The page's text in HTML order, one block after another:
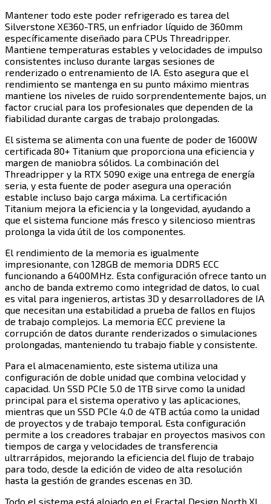
Mantener todo este poder refrigerado es tarea del
Silverstone XE360-TR5, un enfriador líquido de 360mm
específicamente diseñado para CPUs Threadripper.
Mantiene temperaturas estables y velocidades de impulso
consistentes incluso durante largas sesiones de
renderizado o entrenamiento de IA. Esto asegura que el
rendimiento se mantenga en su punto máximo mientras
mantiene los niveles de ruido sorprendentemente bajos, un
factor crucial para los profesionales que dependen de la
fiabilidad durante cargas de trabajo prolongadas.​​​​‌ ‍ ​‍​‍‌‍ ‌ ​‍‌‍‍‌‌‍‌ ‌‍‍‌‌‍ ‍​‍​‍​ ‍‍​‍​‍‌ ​ ‌‍​‌‌‍ ‍‌‍‍‌‌ ‌​‌ ‍‌​‍ ‍‌‍‍‌‌‍ ​‍​‍​‍ ​​‍​‍‌‍‍​‌ ​‍‌‍‌‌‌‍‌‍​‍​‍​ ‍‍​‍​‍​‍ ‌‍​‌‌‍‌​‌‍ ‌‌‍‍‌‌‍ ‍​‍ ‌‍‍‌‌‍ ‍‌ ‌​‌‍‌‌‌‍ ‍‌ ‌​​‍ ‌‍‌‌‌‍‌​‌‍‍‌‌ ‌​​‍ ‌‍ ‌‌‍ ‌‍‌​‌‍‌‌​ ‌‌ ​​‌ ​‍‌‍‌‌‌ ​ ‌‍‌‌‌‍ ‍‌ ‌​‌‍​‌‌ ‌​‌‍‍‌‌‍ ‌‍ ‍​ ‍ ‌‍‍‌‌‍‌​​ ‌​ ‌ ​ ​ ‌‍‌‌​ ​ ​ ‌​‌‍‌‌​ ‌‍​ ‌‍​‍ ‌​ ‌‌​ ‌‌​ ‌ ​ ​​​‍ ‌​ ‌​​ ‌‍‌‍​ ‌‍​‍​‍ ‌‌‍​‍‌‍‌‍​ ‍​​ ‌ ​‍ ‌​ ​‍‌‍​ ​ ‌‌​ ‌​​ ‍‌​ ‌‌‌‍‌​​ ​ ​ ‌ ​ ‍​​ ‌‍​ ‌​​ ‍ ‌ ‌​‌ ‍‌‌ ​​‌‍‌‌​ ‌‌‍​‍‌ ‌‌‌‍‍‌‌‍ ​‌‍‌​​ ‍ ‌ ​​‌‍​‌‌ ‌​‌‍‍​​ ‌‌‍‍‌​ ​‌​ ‍​‌‍ ‍‌‌ ‌‍ ​‌‍ ‌‍ ‍‌‍‌ ‌‌ ‌‍‌​‌‍‌‌‌ ​ ‌‍​ ​‍‌‌​ ‌‌‌​​‍‌‌ ‌‍‍ ‌‍‌‌‌ ‍‌​‍‌‌​ ​ ‌​‌​​‍‌‌​ ​ ‌​‌​​‍‌‌​ ​‍​ ​‍‌‍‌‌‌ ​ ​‍‌‌​ ​‍​ ​‍​‍‌‌​ ‌‌‌​‌​​‍ ‍‌ ‌‍‌‍​‌‌‍ ​‌ ‌‌‌‍‌‌​‍‌‌​ ‌‌‌​​‍‌‌ ‌‍‍ ‌‍‌‌‌ ‍‌​‍‌‌​ ​ ‌​‌​​‍‌‌​ ​ ‌​‌​​‍‌‌​ ​‍​ ​‍​ ‌​​ ‌‍‌‍​‌​ ​‌​ ‌​‌‍‌‌​ ​‌‌‍‌​​ ​‌​ ‌ ‌‍‌‌​ ‌‌​‍‌‌​ ​‍​ ​‍​‍‌‌​ ‌‌‌​‌​​‍ ‍‌‍​ ‌‍‍​‌‍‍‌‌‍ ​‌‍‌​‌ ​‍‌‍‌‌‌‍ ‍​‍‌‌​ ‌‌‌​​‍‌‌ ‌‍‍ ‌‍‌‌‌ ‍‌​‍‌‌​ ​ ‌​‌​​‍‌‌​ ​ ‌​‌​​‍‌‌​ ​‍​ ​‍​ ‌‌‌‍​‌‌‍‌‌‌‍‌​‌‍‌​​ ‌‌​ ‍​‌‍‌‍‌‍​‌‌‍‌​​ ​‍‌‍‌‍​‍‌‌​ ​‍​ ​‍​‍‌‌​ ‌‌‌​‌​​‍ ‍‌ ‌​‌‍‌‌‌ ‍​‌ ‌​​ ‌‍​‍‌‍​‌‌ ​ ‌‍‌‌‌‌‌‌‌ ​‍‌‍ ​​ ‌​‍‌‌​ ​‍‌​‌‍‌‍​‌‌‍‌​‌‍ ‌‌‍‍‌‌‍ ‍​‍‌‍‌‍‍‌‌‍‌​​ ‌​ ‌ ​ ​ ‌‍‌‌​ ​ ​ ‌​‌‍‌‌​ ‌‍​ ‌‍​‍ ‌​ ‌‌​ ‌‌​ ‌ ​ ​​​‍ ‌​ ‌​​ ‌‍‌‍​ ‌‍​‍​‍ ‌‌‍​‍‌‍‌‍​ ‍​​ ‌ ​‍ ‌​ ​‍‌‍​ ​ ‌‌​ ‌​​ ‍‌​ ‌‌‌‍‌​​ ​ ​ ‌ ​ ‍​​ ‌‍​ ‌​​‍‌‍‌ ‌​‌ ‍‌‌ ​​‌‍‌‌​ ‌‌‍​‍‌ ‌‌‌‍‍‌‌‍ ​‌‍‌​​‍‌‍‌ ​​‌‍​‌‌ ‌​‌‍‍​​ ‌‌‍‍‌​ ​‌​ ‍​‌‍ ‍‌‌ ‌‍ ​‌‍ ‌‍ ‍‌‍‌ ‌‌ ‌‍‌​‌‍‌‌‌ ​ ‌‍​ ​‍‌‌​ ‌‌‌​​‍‌‌ ‌‍‍ ‌‍‌‌‌ ‍‌​‍‌‌​ ​ ‌​‌​​‍‌‌​ ​ ‌​‌​​‍‌‌​ ​‍​ ​‍‌‍‌‌‌ ​ ​‍‌‌​ ​‍​ ​‍​‍‌‌​ ‌‌‌​‌​​‍ ‍‌ ‌‍‌‍​‌‌‍ ​‌ ‌‌‌‍‌‌​‍‌‌​ ‌‌‌​​‍‌‌ ‌‍‍ ‌‍‌‌‌ ‍‌​‍‌‌​ ​ ‌​‌​​‍‌‌​ ​ ‌​‌​​‍‌‌​ ​‍​ ​‍​ ‌​​ ‌‍‌‍​‌​ ​‌​ ‌​‌‍‌‌​ ​‌‌‍‌​​ ​‌​ ‌ ‌‍‌‌​ ‌‌​‍‌‌​ ​‍​ ​‍​‍‌‌​ ‌‌‌​‌​​‍ ‍‌‍​ ‌‍‍​‌‍‍‌‌‍ ​‌‍‌​‌ ​‍‌‍‌‌‌‍ ‍​‍‌‌​ ‌‌‌​​‍‌‌ ‌‍‍ ‌‍‌‌‌ ‍‌​‍‌‌​ ​ ‌​‌​​‍‌‌​ ​ ‌​‌​​‍‌‌​ ​‍​ ​‍​ ‌‌‌‍​‌‌‍‌‌‌‍‌​‌‍‌​​ ‌‌​ ‍​‌‍‌‍‌‍​‌‌‍‌​​ ​‍‌‍‌‍​‍‌‌​ ​‍​ ​‍​‍‌‌​ ‌‌‌​‌​​‍ ‍‌ ‌​‌‍‌‌‌ ‍​‌ ‌​​‍‌‍‌ ​​‌‍‌‌‌ ​‍‌ ​ ‌ ​​‌‍‌‌‌‍​ ‌ ‌​‌‍‍‌‌ ‌‍‌‍‌‌​ ‌‌ ​​‌ ‌‌‌‍​‍‌‍ ​‌‍‍‌‌ ​ ‌‍‍​‌‍‌‌‌‍‌​​‍​‍‌ ‌
El sistema se alimenta con una fuente de poder de 1600W
certificada 80+ Titanium que proporciona una eficiencia y
margen de maniobra sólidos. La combinación del
Threadripper y la RTX 5090 exige una entrega de energía
seria, y esta fuente de poder asegura una operación
estable incluso bajo carga máxima. La certificación
Titanium mejora la eficiencia y la longevidad, ayudando a
que el sistema funcione más fresco y silencioso mientras
prolonga la vida útil de los componentes.​​​​‌ ‍ ​‍​‍‌‍ ‌ ​‍‌‍‍‌‌‍‌ ‌‍‍‌‌‍ ‍​‍​‍​ ‍‍​‍​‍‌ ​ ‌‍​‌‌‍ ‍‌‍‍‌‌ ‌​‌ ‍‌​‍ ‍‌‍‍‌‌‍ ​‍​‍​‍ ​​‍​‍‌‍‍​‌ ​‍‌‍‌‌‌‍‌‍​‍​‍​ ‍‍​‍​‍​‍ ‌‍​‌‌‍‌​‌‍ ‌‌‍‍‌‌‍ ‍​‍ ‌‍‍‌‌‍ ‍‌ ‌​‌‍‌‌‌‍ ‍‌ ‌​​‍ ‌‍‌‌‌‍‌​‌‍‍‌‌ ‌​​‍ ‌‍ ‌‌‍ ‌‍‌​‌‍‌‌​ ‌‌ ​​‌ ​‍‌‍‌‌‌ ​ ‌‍‌‌‌‍ ‍‌ ‌​‌‍​‌‌ ‌​‌‍‍‌‌‍ ‌‍ ‍​ ‍ ‌‍‍‌‌‍‌​​ ‌​ ‌ ​ ​ ‌‍‌‌​ ​ ​ ‌​‌‍‌‌​ ‌‍​ ‌‍​‍ ‌​ ‌‌​ ‌‌​ ‌ ​ ​​​‍ ‌​ ‌​​ ‌‍‌‍​ ‌‍​‍​‍ ‌‌‍​‍‌‍‌‍​ ‍​​ ‌ ​‍ ‌​ ​‍‌‍​ ​ ‌‌​ ‌​​ ‍‌​ ‌‌‌‍‌​​ ​ ​ ‌ ​ ‍​​ ‌‍​ ‌​​ ‍ ‌ ‌​‌ ‍‌‌ ​​‌‍‌‌​ ‌‌‍​‍‌ ‌‌‌‍‍‌‌‍ ​‌‍‌​​ ‍ ‌ ​​‌‍​‌‌ ‌​‌‍‍​​ ‌‌‍‍‌​ ​‌​ ‍​‌‍ ‍‌‌ ‌‍ ​‌‍ ‌‍ ‍‌‍‌ ‌‌ ‌‍‌​‌‍‌‌‌ ​ ‌‍​ ​‍‌‌​ ‌‌‌​​‍‌‌ ‌‍‍ ‌‍‌‌‌ ‍‌​‍‌‌​ ​ ‌​‌​​‍‌‌​ ​ ‌​‌​​‍‌‌​ ​‍​ ​‍‌‍‌‌‌ ​ ​‍‌‌​ ​‍​ ​‍​‍‌‌​ ‌‌‌​‌​​‍ ‍‌ ‌‍‌‍​‌‌‍ ​‌ ‌‌‌‍‌‌​‍‌‌​ ‌‌‌​​‍‌‌ ‌‍‍ ‌‍‌‌‌ ‍‌​‍‌‌​ ​ ‌​‌​​‍‌‌​ ​ ‌​‌​​‍‌‌​ ​‍​ ​‍‌‍‌​​ ‍‌​ ‌‍​ ‍‌​ ‍​​ ‌‌​ ‍‌‌‍‌​​ ‌‍‌‍​ ‌‍‌‌‌‍‌‌​‍‌‌​ ​‍​ ​‍​‍‌‌​ ‌‌‌​‌​​‍ ‍‌‍​ ‌‍‍​‌‍‍‌‌‍ ​‌‍‌​‌ ​‍‌‍‌‌‌‍ ‍​‍‌‌​ ‌‌‌​​‍‌‌ ‌‍‍ ‌‍‌‌‌ ‍‌​‍‌‌​ ​ ‌​‌​​‍‌‌​ ​ ‌​‌​​‍‌‌​ ​‍​ ​‍​ ‌​‌‍​‍​ ​‌​ ‌ ​ ​‍​ ‍​‌‍‌‌​ ‌‍​ ‌‌​ ‍​‌‍‌‍​ ‌‌​‍‌‌​ ​‍​ ​‍​‍‌‌​ ‌‌‌​‌​​‍ ‍‌ ‌​‌‍‌‌‌ ‍​‌ ‌​​ ‌‍​‍‌‍​‌‌ ​ ‌‍‌‌‌‌‌‌‌ ​‍‌‍ ​​ ‌​‍‌‌​ ​‍‌​‌‍‌‍​‌‌‍‌​‌‍ ‌‌‍‍‌‌‍ ‍​‍‌‍‌‍‍‌‌‍‌​​ ‌​ ‌ ​ ​ ‌‍‌‌​ ​ ​ ‌​‌‍‌‌​ ‌‍​ ‌‍​‍ ‌​ ‌‌​ ‌‌​ ‌ ​ ​​​‍ ‌​ ‌​​ ‌‍‌‍​ ‌‍​‍​‍ ‌‌‍​‍‌‍‌‍​ ‍​​ ‌ ​‍ ‌​ ​‍‌‍​ ​ ‌‌​ ‌​​ ‍‌​ ‌‌‌‍‌​​ ​ ​ ‌ ​ ‍​​ ‌‍​ ‌​​‍‌‍‌ ‌​‌ ‍‌‌ ​​‌‍‌‌​ ‌‌‍​‍‌ ‌‌‌‍‍‌‌‍ ​‌‍‌​​‍‌‍‌ ​​‌‍​‌‌ ‌​‌‍‍​​ ‌‌‍‍‌​ ​‌​ ‍​‌‍ ‍‌‌ ‌‍ ​‌‍ ‌‍ ‍‌‍‌ ‌‌ ‌‍‌​‌‍‌‌‌ ​ ‌‍​ ​‍‌‌​ ‌‌‌​​‍‌‌ ‌‍‍ ‌‍‌‌‌ ‍‌​‍‌‌​ ​ ‌​‌​​‍‌‌​ ​ ‌​‌​​‍‌‌​ ​‍​ ​‍‌‍‌‌‌ ​ ​‍‌‌​ ​‍​ ​‍​‍‌‌​ ‌‌‌​‌​​‍ ‍‌ ‌‍‌‍​‌‌‍ ​‌ ‌‌‌‍‌‌​‍‌‌​ ‌‌‌​​‍‌‌ ‌‍‍ ‌‍‌‌‌ ‍‌​‍‌‌​ ​ ‌​‌​​‍‌‌​ ​ ‌​‌​​‍‌‌​ ​‍​ ​‍‌‍‌​​ ‍‌​ ‌‍​ ‍‌​ ‍​​ ‌‌​ ‍‌‌‍‌​​ ‌‍‌‍​ ‌‍‌‌‌‍‌‌​‍‌‌​ ​‍​ ​‍​‍‌‌​ ‌‌‌​‌​​‍ ‍‌‍​ ‌‍‍​‌‍‍‌‌‍ ​‌‍‌​‌ ​‍‌‍‌‌‌‍ ‍​‍‌‌​ ‌‌‌​​‍‌‌ ‌‍‍ ‌‍‌‌‌ ‍‌​‍‌‌​ ​ ‌​‌​​‍‌‌​ ​ ‌​‌​​‍‌‌​ ​‍​ ​‍​ ‌​‌‍​‍​ ​‌​ ‌ ​ ​‍​ ‍​‌‍‌‌​ ‌‍​ ‌‌​ ‍​‌‍‌‍​ ‌‌​‍‌‌​ ​‍​ ​‍​‍‌‌​ ‌‌‌​‌​​‍ ‍‌ ‌​‌‍‌‌‌ ‍​‌ ‌​​‍‌‍‌ ​​‌‍‌‌‌ ​‍‌ ​ ‌ ​​‌‍‌‌‌‍​ ‌ ‌​‌‍‍‌‌ ‌‍‌‍‌‌​ ‌‌ ​​‌ ‌‌‌‍​‍‌‍ ​‌‍‍‌‌ ​ ‌‍‍​‌‍‌‌‌‍‌​​‍​‍‌ ‌
El rendimiento de la memoria es igualmente
impresionante, con 128GB de memoria DDR5 ECC
funcionando a 6400MHz. Esta configuración ofrece tanto un
ancho de banda extremo como integridad de datos, lo cual
es vital para ingenieros, artistas 3D y desarrolladores de IA
que necesitan una estabilidad a prueba de fallos en flujos
de trabajo complejos. La memoria ECC previene la
corrupción de datos durante renderizados o simulaciones
prolongadas, manteniendo tu trabajo fiable y consistente.​​​​‌ ‍ ​‍​‍‌‍ ‌ ​‍‌‍‍‌‌‍‌ ‌‍‍‌‌‍ ‍​‍​‍​ ‍‍​‍​‍‌ ​ ‌‍​‌‌‍ ‍‌‍‍‌‌ ‌​‌ ‍‌​‍ ‍‌‍‍‌‌‍ ​‍​‍​‍ ​​‍​‍‌‍‍​‌ ​‍‌‍‌‌‌‍‌‍​‍​‍​ ‍‍​‍​‍​‍ ‌‍​‌‌‍‌​‌‍ ‌‌‍‍‌‌‍ ‍​‍ ‌‍‍‌‌‍ ‍‌ ‌​‌‍‌‌‌‍ ‍‌ ‌​​‍ ‌‍‌‌‌‍‌​‌‍‍‌‌ ‌​​‍ ‌‍ ‌‌‍ ‌‍‌​‌‍‌‌​ ‌‌ ​​‌ ​‍‌‍‌‌‌ ​ ‌‍‌‌‌‍ ‍‌ ‌​‌‍​‌‌ ‌​‌‍‍‌‌‍ ‌‍ ‍​ ‍ ‌‍‍‌‌‍‌​​ ‌​ ‌ ​ ​ ‌‍‌‌​ ​ ​ ‌​‌‍‌‌​ ‌‍​ ‌‍​‍ ‌​ ‌‌​ ‌‌​ ‌ ​ ​​​‍ ‌​ ‌​​ ‌‍‌‍​ ‌‍​‍​‍ ‌‌‍​‍‌‍‌‍​ ‍​​ ‌ ​‍ ‌​ ​‍‌‍​ ​ ‌‌​ ‌​​ ‍‌​ ‌‌‌‍‌​​ ​ ​ ‌ ​ ‍​​ ‌‍​ ‌​​ ‍ ‌ ‌​‌ ‍‌‌ ​​‌‍‌‌​ ‌‌‍​‍‌ ‌‌‌‍‍‌‌‍ ​‌‍‌​​ ‍ ‌ ​​‌‍​‌‌ ‌​‌‍‍​​ ‌‌‍‍‌​ ​‌​ ‍​‌‍ ‍‌‌ ‌‍ ​‌‍ ‌‍ ‍‌‍‌ ‌‌ ‌‍‌​‌‍‌‌‌ ​ ‌‍​ ​‍‌‌​ ‌‌‌​​‍‌‌ ‌‍‍ ‌‍‌‌‌ ‍‌​‍‌‌​ ​ ‌​‌​​‍‌‌​ ​ ‌​‌​​‍‌‌​ ​‍​ ​‍‌‍‌‌‌ ​ ​‍‌‌​ ​‍​ ​‍​‍‌‌​ ‌‌‌​‌​​‍ ‍‌ ‌‍‌‍​‌‌‍ ​‌ ‌‌‌‍‌‌​‍‌‌​ ‌‌‌​​‍‌‌ ‌‍‍ ‌‍‌‌‌ ‍‌​‍‌‌​ ​ ‌​‌​​‍‌‌​ ​ ‌​‌​​‍‌‌​ ​‍​ ​‍‌‍‌‍​ ‍‌​ ​‌​ ‍‌‌‍​‍‌‍​‍​ ‍‌​ ‍‌​ ‍​‌‍​‌‌‍‌‍​ ‌‌​‍‌‌​ ​‍​ ​‍​‍‌‌​ ‌‌‌​‌​​‍ ‍‌‍​ ‌‍‍​‌‍‍‌‌‍ ​‌‍‌​‌ ​‍‌‍‌‌‌‍ ‍​‍‌‌​ ‌‌‌​​‍‌‌ ‌‍‍ ‌‍‌‌‌ ‍‌​‍‌‌​ ​ ‌​‌​​‍‌‌​ ​ ‌​‌​​‍‌‌​ ​‍​ ​‍​ ​‌​ ‌​​ ‌‍​ ‌‌‌‍​ ‌‍​‌‌‍‌‌​ ​ ‌‍​‌​ ​‌‌‍​ ​ ​​​‍‌‌​ ​‍​ ​‍​‍‌‌​ ‌‌‌​‌​​‍ ‍‌ ‌​‌‍‌‌‌ ‍​‌ ‌​​ ‌‍​‍‌‍​‌‌ ​ ‌‍‌‌‌‌‌‌‌ ​‍‌‍ ​​ ‌​‍‌‌​ ​‍‌​‌‍‌‍​‌‌‍‌​‌‍ ‌‌‍‍‌‌‍ ‍​‍‌‍‌‍‍‌‌‍‌​​ ‌​ ‌ ​ ​ ‌‍‌‌​ ​ ​ ‌​‌‍‌‌​ ‌‍​ ‌‍​‍ ‌​ ‌‌​ ‌‌​ ‌ ​ ​​​‍ ‌​ ‌​​ ‌‍‌‍​ ‌‍​‍​‍ ‌‌‍​‍‌‍‌‍​ ‍​​ ‌ ​‍ ‌​ ​‍‌‍​ ​ ‌‌​ ‌​​ ‍‌​ ‌‌‌‍‌​​ ​ ​ ‌ ​ ‍​​ ‌‍​ ‌​​‍‌‍‌ ‌​‌ ‍‌‌ ​​‌‍‌‌​ ‌‌‍​‍‌ ‌‌‌‍‍‌‌‍ ​‌‍‌​​‍‌‍‌ ​​‌‍​‌‌ ‌​‌‍‍​​ ‌‌‍‍‌​ ​‌​ ‍​‌‍ ‍‌‌ ‌‍ ​‌‍ ‌‍ ‍‌‍‌ ‌‌ ‌‍‌​‌‍‌‌‌ ​ ‌‍​ ​‍‌‌​ ‌‌‌​​‍‌‌ ‌‍‍ ‌‍‌‌‌ ‍‌​‍‌‌​ ​ ‌​‌​​‍‌‌​ ​ ‌​‌​​‍‌‌​ ​‍​ ​‍‌‍‌‌‌ ​ ​‍‌‌​ ​‍​ ​‍​‍‌‌​ ‌‌‌​‌​​‍ ‍‌ ‌‍‌‍​‌‌‍ ​‌ ‌‌‌‍‌‌​‍‌‌​ ‌‌‌​​‍‌‌ ‌‍‍ ‌‍‌‌‌ ‍‌​‍‌‌​ ​ ‌​‌​​‍‌‌​ ​ ‌​‌​​‍‌‌​ ​‍​ ​‍‌‍‌‍​ ‍‌​ ​‌​ ‍‌‌‍​‍‌‍​‍​ ‍‌​ ‍‌​ ‍​‌‍​‌‌‍‌‍​ ‌‌​‍‌‌​ ​‍​ ​‍​‍‌‌​ ‌‌‌​‌​​‍ ‍‌‍​ ‌‍‍​‌‍‍‌‌‍ ​‌‍‌​‌ ​‍‌‍‌‌‌‍ ‍​‍‌‌​ ‌‌‌​​‍‌‌ ‌‍‍ ‌‍‌‌‌ ‍‌​‍‌‌​ ​ ‌​‌​​‍‌‌​ ​ ‌​‌​​‍‌‌​ ​‍​ ​‍​ ​‌​ ‌​​ ‌‍​ ‌‌‌‍​ ‌‍​‌‌‍‌‌​ ​ ‌‍​‌​ ​‌‌‍​ ​ ​​​‍‌‌​ ​‍​ ​‍​‍‌‌​ ‌‌‌​‌​​‍ ‍‌ ‌​‌‍‌‌‌ ‍​‌ ‌​​‍‌‍‌ ​​‌‍‌‌‌ ​‍‌ ​ ‌ ​​‌‍‌‌‌‍​ ‌ ‌​‌‍‍‌‌ ‌‍‌‍‌‌​ ‌‌ ​​‌ ‌‌‌‍​‍‌‍ ​‌‍‍‌‌ ​ ‌‍‍​‌‍‌‌‌‍‌​​‍​‍‌ ‌
Para el almacenamiento, este sistema utiliza una
configuración de doble unidad que combina velocidad y
capacidad. Un SSD PCIe 5.0 de 1TB sirve como la unidad
principal para el sistema operativo y las aplicaciones,
mientras que un SSD PCIe 4.0 de 4TB actúa como la unidad
de proyectos y de trabajo temporal. Esta configuración
permite a los creadores trabajar en proyectos masivos con
tiempos de carga y velocidades de transferencia
ultrarrápidos, mejorando la eficiencia del flujo de trabajo
para todo, desde la edición de video de alta resolución
hasta la gestión de grandes escenas en 3D.​​​​‌ ‍ ​‍​‍‌‍ ‌ ​‍‌‍‍‌‌‍‌ ‌‍‍‌‌‍ ‍​‍​‍​ ‍‍​‍​‍‌ ​ ‌‍​‌‌‍ ‍‌‍‍‌‌ ‌​‌ ‍‌​‍ ‍‌‍‍‌‌‍ ​‍​‍​‍ ​​‍​‍‌‍‍​‌ ​‍‌‍‌‌‌‍‌‍​‍​‍​ ‍‍​‍​‍​‍ ‌‍​‌‌‍‌​‌‍ ‌‌‍‍‌‌‍ ‍​‍ ‌‍‍‌‌‍ ‍‌ ‌​‌‍‌‌‌‍ ‍‌ ‌​​‍ ‌‍‌‌‌‍‌​‌‍‍‌‌ ‌​​‍ ‌‍ ‌‌‍ ‌‍‌​‌‍‌‌​ ‌‌ ​​‌ ​‍‌‍‌‌‌ ​ ‌‍‌‌‌‍ ‍‌ ‌​‌‍​‌‌ ‌​‌‍‍‌‌‍ ‌‍ ‍​ ‍ ‌‍‍‌‌‍‌​​ ‌​ ‌ ​ ​ ‌‍‌‌​ ​ ​ ‌​‌‍‌‌​ ‌‍​ ‌‍​‍ ‌​ ‌‌​ ‌‌​ ‌ ​ ​​​‍ ‌​ ‌​​ ‌‍‌‍​ ‌‍​‍​‍ ‌‌‍​‍‌‍‌‍​ ‍​​ ‌ ​‍ ‌​ ​‍‌‍​ ​ ‌‌​ ‌​​ ‍‌​ ‌‌‌‍‌​​ ​ ​ ‌ ​ ‍​​ ‌‍​ ‌​​ ‍ ‌ ‌​‌ ‍‌‌ ​​‌‍‌‌​ ‌‌‍​‍‌ ‌‌‌‍‍‌‌‍ ​‌‍‌​​ ‍ ‌ ​​‌‍​‌‌ ‌​‌‍‍​​ ‌‌‍‍‌​ ​‌​ ‍​‌‍ ‍‌‌ ‌‍ ​‌‍ ‌‍ ‍‌‍‌ ‌‌ ‌‍‌​‌‍‌‌‌ ​ ‌‍​ ​‍‌‌​ ‌‌‌​​‍‌‌ ‌‍‍ ‌‍‌‌‌ ‍‌​‍‌‌​ ​ ‌​‌​​‍‌‌​ ​ ‌​‌​​‍‌‌​ ​‍​ ​‍‌‍‌‌‌ ​ ​‍‌‌​ ​‍​ ​‍​‍‌‌​ ‌‌‌​‌​​‍ ‍‌ ‌‍‌‍​‌‌‍ ​‌ ‌‌‌‍‌‌​‍‌‌​ ‌‌‌​​‍‌‌ ‌‍‍ ‌‍‌‌‌ ‍‌​‍‌‌​ ​ ‌​‌​​‍‌‌​ ​ ‌​‌​​‍‌‌​ ​‍​ ​‍‌‍​ ‌‍‌‍​ ​‍‌‍​‍‌‍‌​​ ​​​ ​​​ ​‍​ ​​‌‍‌‍‌‍​ ‌‍​‍​‍‌‌​ ​‍​ ​‍​‍‌‌​ ‌‌‌​‌​​‍ ‍‌‍​ ‌‍‍​‌‍‍‌‌‍ ​‌‍‌​‌ ​‍‌‍‌‌‌‍ ‍​‍‌‌​ ‌‌‌​​‍‌‌ ‌‍‍ ‌‍‌‌‌ ‍‌​‍‌‌​ ​ ‌​‌​​‍‌‌​ ​ ‌​‌​​‍‌‌​ ​‍​ ​‍​ ‌‌‌‍​‍​ ‌​​ ‌‌‌‍‌‌​ ‌​‌‍​‌​ ‌ ​ ‌‌​ ​‍​ ​‌‌‍​ ​‍‌‌​ ​‍​ ​‍​‍‌‌​ ‌‌‌​‌​​‍ ‍‌ ‌​‌‍‌‌‌ ‍​‌ ‌​​ ‌‍​‍‌‍​‌‌ ​ ‌‍‌‌‌‌‌‌‌ ​‍‌‍ ​​ ‌​‍‌‌​ ​‍‌​‌‍‌‍​‌‌‍‌​‌‍ ‌‌‍‍‌‌‍ ‍​‍‌‍‌‍‍‌‌‍‌​​ ‌​ ‌ ​ ​ ‌‍‌‌​ ​ ​ ‌​‌‍‌‌​ ‌‍​ ‌‍​‍ ‌​ ‌‌​ ‌‌​ ‌ ​ ​​​‍ ‌​ ‌​​ ‌‍‌‍​ ‌‍​‍​‍ ‌‌‍​‍‌‍‌‍​ ‍​​ ‌ ​‍ ‌​ ​‍‌‍​ ​ ‌‌​ ‌​​ ‍‌​ ‌‌‌‍‌​​ ​ ​ ‌ ​ ‍​​ ‌‍​ ‌​​‍‌‍‌ ‌​‌ ‍‌‌ ​​‌‍‌‌​ ‌‌‍​‍‌ ‌‌‌‍‍‌‌‍ ​‌‍‌​​‍‌‍‌ ​​‌‍​‌‌ ‌​‌‍‍​​ ‌‌‍‍‌​ ​‌​ ‍​‌‍ ‍‌‌ ‌‍ ​‌‍ ‌‍ ‍‌‍‌ ‌‌ ‌‍‌​‌‍‌‌‌ ​ ‌‍​ ​‍‌‌​ ‌‌‌​​‍‌‌ ‌‍‍ ‌‍‌‌‌ ‍‌​‍‌‌​ ​ ‌​‌​​‍‌‌​ ​ ‌​‌​​‍‌‌​ ​‍​ ​‍‌‍‌‌‌ ​ ​‍‌‌​ ​‍​ ​‍​‍‌‌​ ‌‌‌​‌​​‍ ‍‌ ‌‍‌‍​‌‌‍ ​‌ ‌‌‌‍‌‌​‍‌‌​ ‌‌‌​​‍‌‌ ‌‍‍ ‌‍‌‌‌ ‍‌​‍‌‌​ ​ ‌​‌​​‍‌‌​ ​ ‌​‌​​‍‌‌​ ​‍​ ​‍‌‍​ ‌‍‌‍​ ​‍‌‍​‍‌‍‌​​ ​​​ ​​​ ​‍​ ​​‌‍‌‍‌‍​ ‌‍​‍​‍‌‌​ ​‍​ ​‍​‍‌‌​ ‌‌‌​‌​​‍ ‍‌‍​ ‌‍‍​‌‍‍‌‌‍ ​‌‍‌​‌ ​‍‌‍‌‌‌‍ ‍​‍‌‌​ ‌‌‌​​‍‌‌ ‌‍‍ ‌‍‌‌‌ ‍‌​‍‌‌​ ​ ‌​‌​​‍‌‌​ ​ ‌​‌​​‍‌‌​ ​‍​ ​‍​ ‌‌‌‍​‍​ ‌​​ ‌‌‌‍‌‌​ ‌​‌‍​‌​ ‌ ​ ‌‌​ ​‍​ ​‌‌‍​ ​‍‌‌​ ​‍​ ​‍​‍‌‌​ ‌‌‌​‌​​‍ ‍‌ ‌​‌‍‌‌‌ ‍​‌ ‌​​‍‌‍‌ ​​‌‍‌‌‌ ​‍‌ ​ ‌ ​​‌‍‌‌‌‍​ ‌ ‌​‌‍‍‌‌ ‌‍‌‍‌‌​ ‌‌ ​​‌ ‌‌‌‍​‍‌‍ ​‌‍‍‌‌ ​ ‌‍‍​‌‍‌‌‌‍‌​​‍​‍‌ ‌
Todo el sistema está alojado en el Fractal Design North XL,